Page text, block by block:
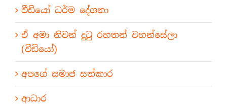
වීඩියෝ ධර්ම දේශනා
ඒ අමා නිවන් දුටු රහතන් වහන්සේලා
(වීඩියෝ)
අපගේ සමාජ සත්කාර
ආධාර